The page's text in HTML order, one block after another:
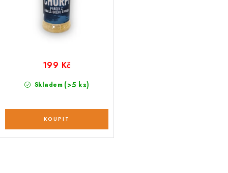
Skladem (>5 ks)
199 Kč